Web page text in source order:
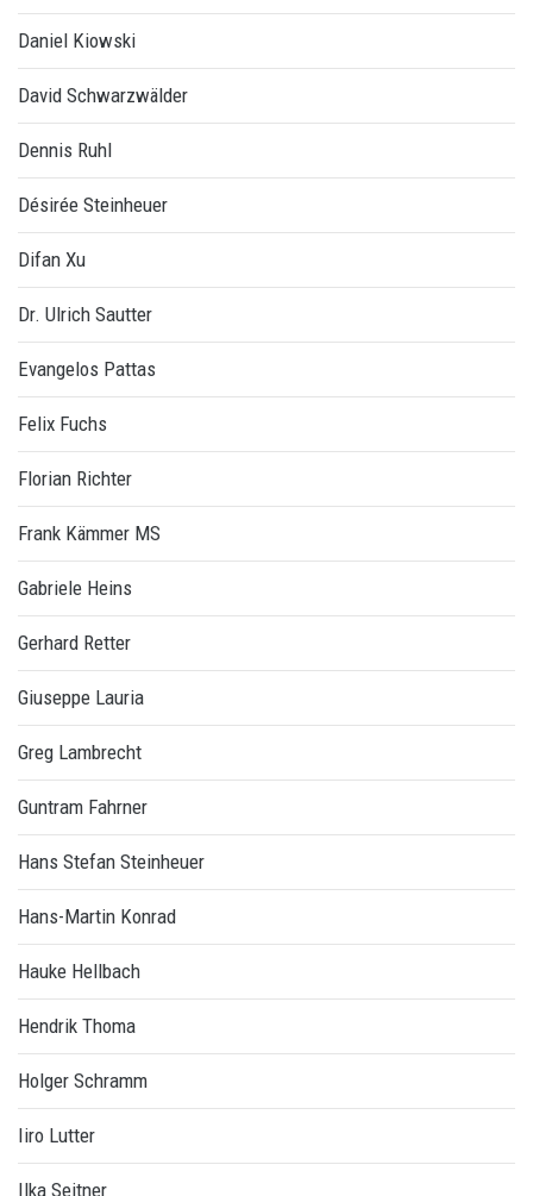
Daniel Kiowski
David Schwarzwälder
Dennis Ruhl
Désirée Steinheuer
Difan Xu
Dr. Ulrich Sautter
Evangelos Pattas
Felix Fuchs
Florian Richter
Frank Kämmer MS
Gabriele Heins
Gerhard Retter
Giuseppe Lauria
Greg Lambrecht
Guntram Fahrner
Hans Stefan Steinheuer
Hans-Martin Konrad
Hauke Hellbach
Hendrik Thoma
Holger Schramm
Iiro Lutter
Ilka Seitner